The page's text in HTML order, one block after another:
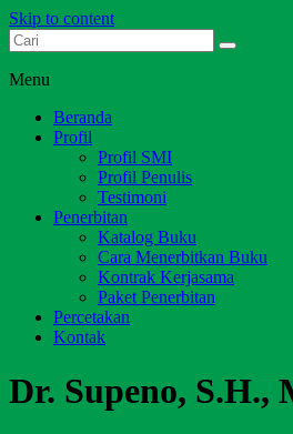
Skip to content
Dari Jambi untuk Indonesia
Menu
Beranda
Profil
Profil SMI
Profil Penulis
Testimoni
Penerbitan
Katalog Buku
Cara Menerbitkan Buku
Kontrak Kerjasama
Paket Penerbitan
Percetakan
Kontak
Dr. Supeno, S.H.,